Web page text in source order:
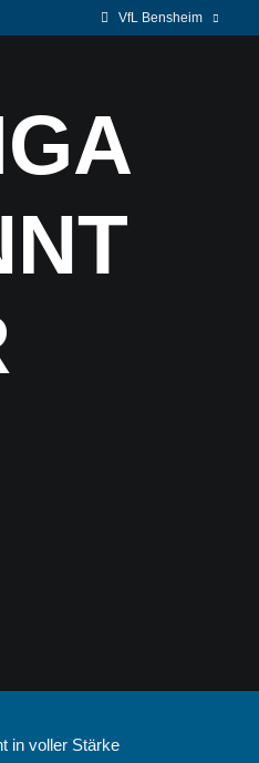
VfL Bensheim
in voller Stärke